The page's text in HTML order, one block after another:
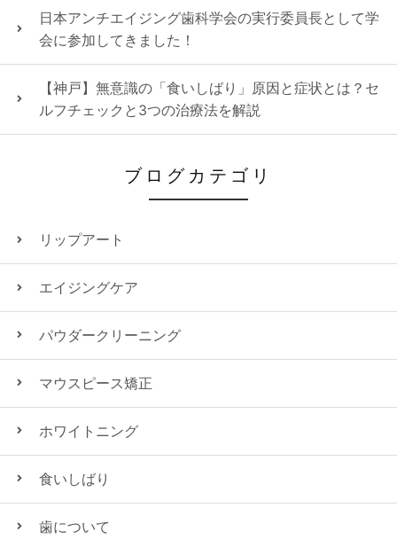
日本アンチエイジング歯科学会の実行委員長として学
会に参加してきました！
【神戸】無意識の「食いしばり」原因と症状とは？セ
ルフチェックと3つの治療法を解説
ブログカテゴリ
リップアート
エイジングケア
パウダークリーニング
マウスピース矯正
ホワイトニング
食いしばり
歯について